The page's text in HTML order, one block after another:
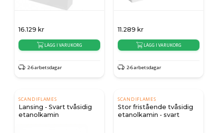
16.129 kr
LÄGG I VARUKORG
2-6 arbetsdagar
11.289 kr
LÄGG I VARUKORG
2-6 arbetsdagar
SCANDIFLAMES
Lansing - Svart tvåsidig
etanolkamin
SCANDIFLAMES
Stor fristående tvåsidig
etanolkamin - svart